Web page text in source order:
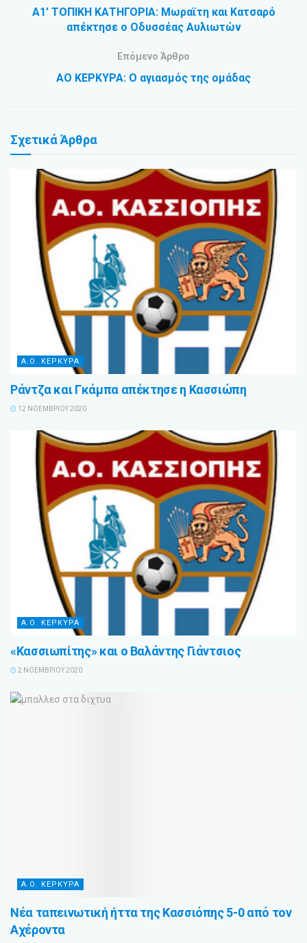
Α1’ ΤΟΠΙΚΗ ΚΑΤΗΓΟΡΙΑ: Μωραϊτη και Κατσαρό
απέκτησε ο Οδυσσέας Αυλιωτών
Επόμενο Άρθρο
ΑΟ ΚΕΡΚΥΡΑ: Ο αγιασμός της ομάδας
ΣχετικάΆρθρα
Α.Ο. ΚΕΡΚΥΡΑ
Ράντζα και Γκάμπα απέκτησε η Κασσιώπη
12 ΝΟΕΜΒΡΊΟΥ 2020
Α.Ο. ΚΕΡΚΥΡΑ
«Κασσιωπίτης» και ο Βαλάντης Γιάντσιος
2 ΝΟΕΜΒΡΊΟΥ 2020
Α.Ο. ΚΕΡΚΥΡΑ
Νέα ταπεινωτική ήττα της Κασσιόπης 5-0 από τον
Αχέροντα